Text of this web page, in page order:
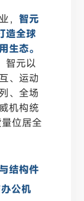
， 智元
造全球
生态。
智元以
、运动
、全场
机构统
位居全
结构件
公机